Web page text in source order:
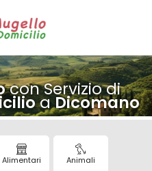
con Servizio di
aDicomano
Alimentari Animali